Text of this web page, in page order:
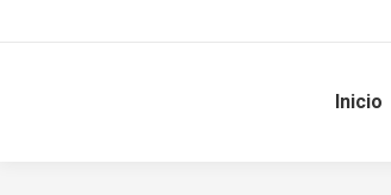
Inicio